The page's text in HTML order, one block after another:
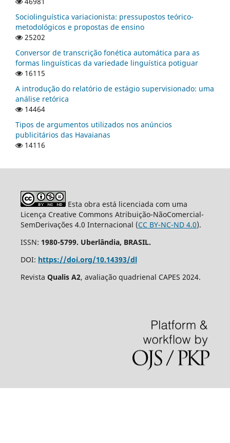
Sociolinguística variacionista: pressupostos teórico-
metodológicos e propostas de ensino
25202
Conversor de transcrição fonética automática para as
formas linguísticas da variedade linguística potiguar
16115
A introdução do relatório de estágio supervisionado: uma
análise retórica
14464
Tipos de argumentos utilizados nos anúncios
publicitários das Havaianas
14116
Esta obra está licenciada com uma
Licença Creative Commons Atribuição-NãoComercial-
SemDerivações 4.0 Internacional (CC BY-NC-ND 4.0).
ISSN: 1980-5799. Uberlândia, BRASIL.
DOI: https://doi.org/10.14393/dl
Revista Qualis A2, avaliação quadrienal CAPES 2024.